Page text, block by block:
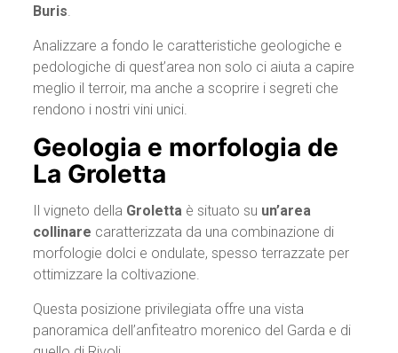
Buris.
Analizzare a fondo le caratteristiche geologiche e
pedologiche di quest’area non solo ci aiuta a capire
meglio il terroir, ma anche a scoprire i segreti che
rendono i nostri vini unici.
Geologia e morfologia de
La Groletta
Il vigneto della Grolettaè situato su un’area
collinare caratterizzata da una combinazione di
morfologie dolci e ondulate, spesso terrazzate per
ottimizzare la coltivazione.
Questa posizione privilegiata offre una vista
panoramica dell’anfiteatro morenico del Garda e di